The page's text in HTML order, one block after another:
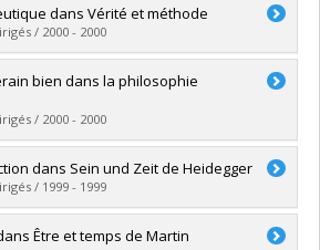
dans Papyrus
dans Vérité et méthode
/ 2000 - 2000
Hichem
Sc.
dans Papyrus
bien dans la philosophie
/ 2000 - 2000
Marceline
D.
dans Papyrus
dans Sein und Zeit de Heidegger
/ 1999 - 1999
Être et temps de Martin